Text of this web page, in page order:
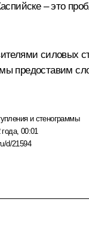
– это
силовых
предоставим
и стенограммы
00:01
d/21594